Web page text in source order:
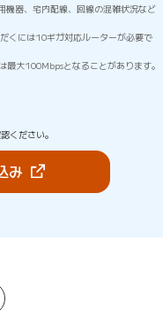
機器、宅内配線、回線の混雑状況など
くには10ギガ対応ルーターが必要で
大100Mbpsとなることがあります。
ください。
み（新しいタブで開き